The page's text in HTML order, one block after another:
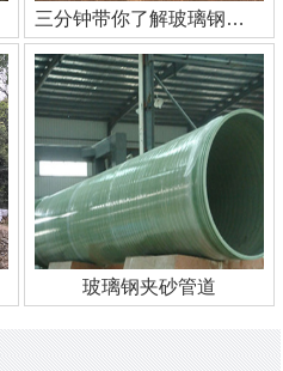
三分钟带你了解玻璃钢管道
玻璃钢夹砂管道